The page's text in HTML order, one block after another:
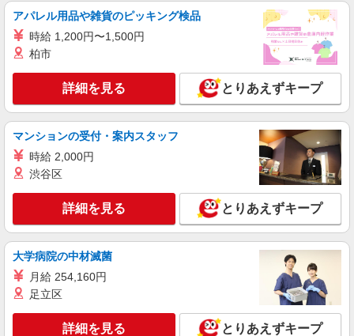
×8H実働×20日稼働＋各種手当） ※休日出勤手当
含む兵庫県三木市 勤務詳細：三木市 通勤方法：車/
バイク 最寄り駅：栄駅から車18分 ※構内の（無
キープ 詳細を見る
正社員
UTエージェント株式会社 AGT関西第二CU AGT小野エリア ND吉川CL
《JROR1C》
洗浄・コーティング・車内清掃
時給：1,300円〜 月収例：218,000円（時給
×8H実働×21日稼働＋各種手当）
兵庫県三木市 勤務詳細：三木市 通勤方法：車/
バイク 最寄り駅：ウッディタウン中央駅から車29
分 ※構内の（無料）駐車場利用OK
キープ 詳細を見る
派遣社員
UTエージェント株式会社 AGT関西第二CU AGT三田エリア MZ吉川CL
《JWVT1C》
アパレル用品や雑貨のピッキング検品
時給 1,200円〜1,500円
柏市
詳細を見る とりあえずキープ
マンションの受付・案内スタッフ
時給 2,000円
渋谷区
詳細を見る とりあえずキープ
大学病院の中材滅菌
月給 254,160円
足立区
詳細を見る とりあえずキープ